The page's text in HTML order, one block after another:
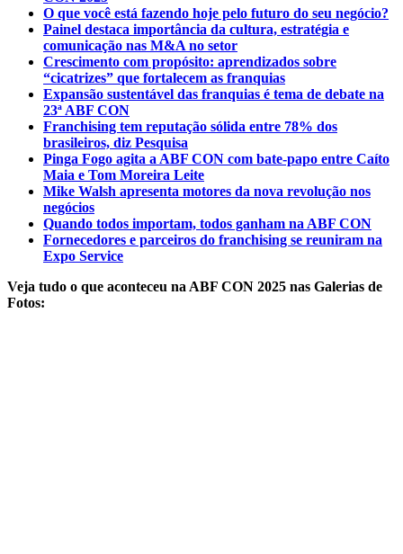
O que você está fazendo hoje pelo futuro do seu negócio?
Painel destaca importância da cultura, estratégia e
comunicação nas M&A no setor
Crescimento com propósito: aprendizados sobre
“cicatrizes” que fortalecem as franquias
Expansão sustentável das franquias é tema de debate na
23ª ABF CON
Franchising tem reputação sólida entre 78% dos
brasileiros, diz Pesquisa
Pinga Fogo agita a ABF CON com bate-papo entre Caíto
Maia e Tom Moreira Leite
Mike Walsh apresenta motores da nova revolução nos
negócios
Quando todos importam, todos ganham na ABF CON
Fornecedores e parceiros do franchising se reuniram na
Expo Service
Veja tudo o que aconteceu na ABF CON 2025 nas Galerias de
Fotos: